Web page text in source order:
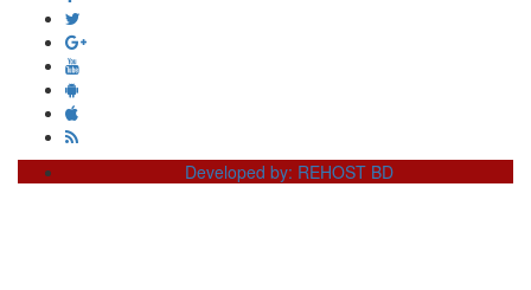
Developed by: REHOST BD